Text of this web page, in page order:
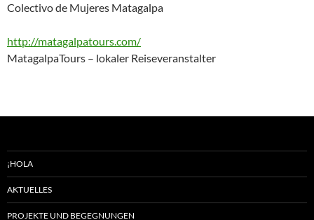
Colectivo de Mujeres Matagalpa
http://matagalpatours.com/
MatagalpaTours – lokaler Reiseveranstalter
¡HOLA
AKTUELLES
PROJEKTE UND BEGEGNUNGEN